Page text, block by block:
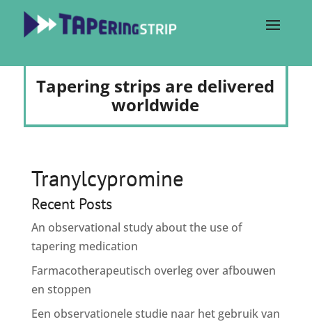
Tapering strips are delivered
worldwide
Tranylcypromine
Recent Posts
An observational study about the use of
tapering medication
Farmacotherapeutisch overleg over afbouwen
en stoppen
Een observationele studie naar het gebruik van